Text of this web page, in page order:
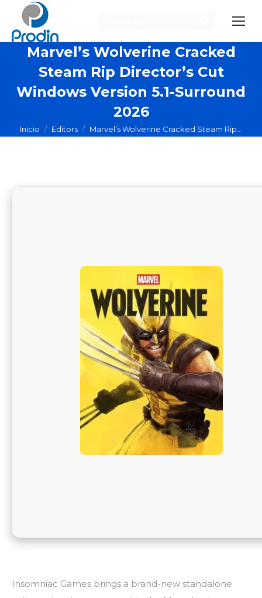
Marvel’s Wolverine Cracked
Steam Rip Director’s Cut
Windows Version 5.1-Surround
2026
Estás aquí:
Inicio Editors Marvel’s Wolverine Cracked Steam Rip…
Insomniac Games brings a brand-new standalone